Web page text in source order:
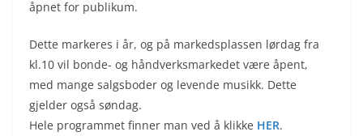
åpnet for publikum.
Dette markeres i år, og på markedsplassen lørdag fra
kl.10 vil bonde- og håndverksmarkedet være åpent,
med mange salgsboder og levende musikk. Dette
gjelder også søndag.
Hele programmet finner man ved å klikke HER.